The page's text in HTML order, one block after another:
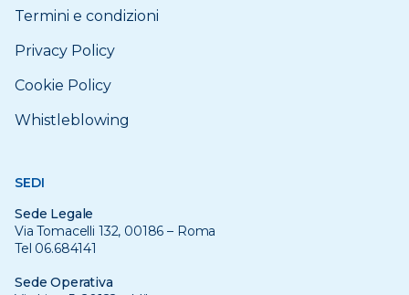
Termini e condizioni
Privacy Policy
Cookie Policy
Whistleblowing
SEDI
Sede Legale
Via Tomacelli 132, 00186 – Roma
Tel 06.684141
Sede Operativa